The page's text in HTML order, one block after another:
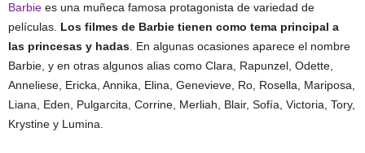
Barbie es una muñeca famosa protagonista de variedad de
películas. Los filmes de Barbie tienen como tema principal a
las princesas y hadas . En algunas ocasiones aparece el nombre
Barbie, y en otras algunos alias como Clara, Rapunzel, Odette,
Anneliese, Ericka, Annika, Elina, Genevieve, Ro, Rosella, Mariposa,
Liana, Eden, Pulgarcita, Corrine, Merliah, Blair, Sofía, Victoria, Tory,
Krystine y Lumina.